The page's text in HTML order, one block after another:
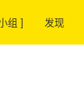
组 ] 发现